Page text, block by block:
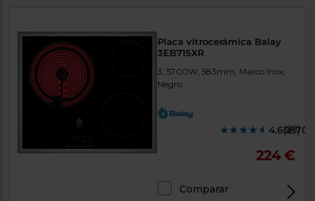
Placa vitrocerámica Balay
3EB715XR
3, 5700W, 583mm, Marco Inox,
Negro
(69)
224 €
Comparar